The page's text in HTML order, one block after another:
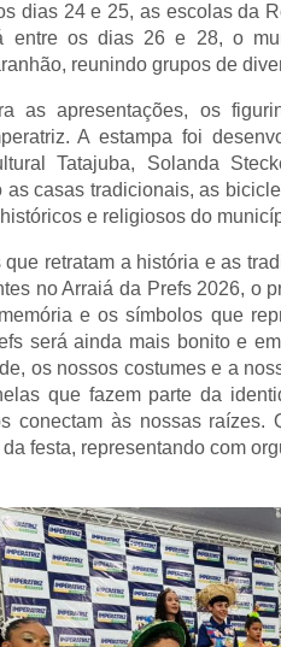
dias 24 e 25, as escolas da
entre os dias 26 e 28, o
reunindo grupos de
as apresentações, os
A estampa foi
Tatajuba, Solanda
casas tradicionais, as
e religiosos do
retratam a história e as
no Arraiá da Prefs 2026, o
e os símbolos que
será ainda mais bonito e
os nossos costumes e a
que fazem parte da
conectam às nossas raízes.
festa, representando com